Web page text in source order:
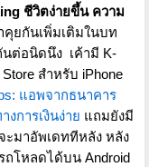
ชีวิตง่ายขึ้น ความ
ยกันเพิ่มเติมในบท
นต่อนิดนึง เค้ามี K-
สำหรับ iPhone
แอพจากธนาคาร
งการเงินง่าย แถมยังมี
ะมาอัพเดททีหลัง หลัง
ถโหลดได้บน Android